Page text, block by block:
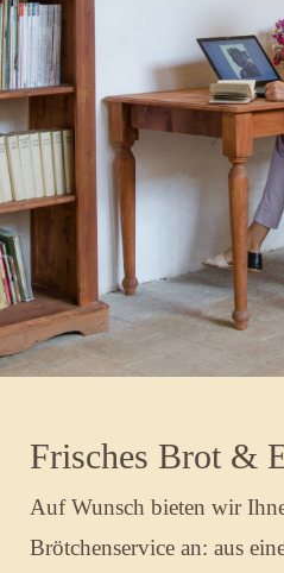
Frisches Brot &
Auf Wunsch bieten wir
Brötchenservice an: aus